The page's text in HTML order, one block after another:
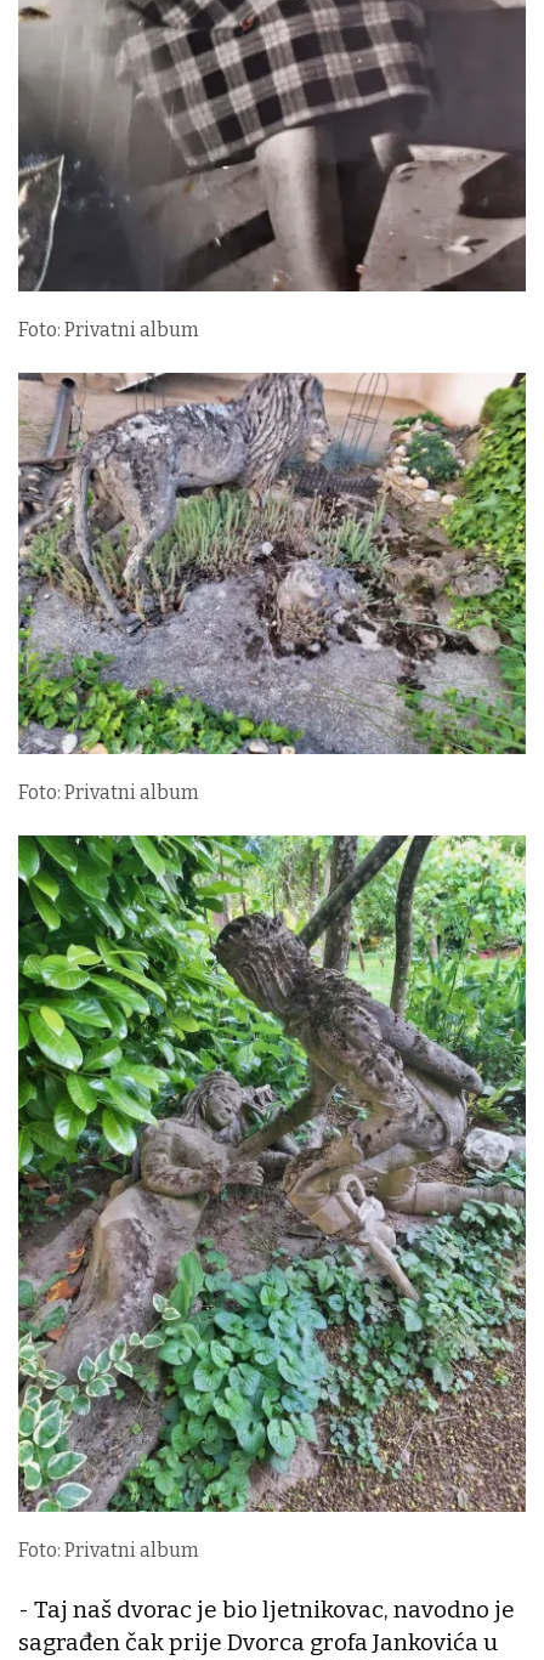
Foto: Privatni album
Foto: Privatni album
Foto: Privatni album
- Taj naš dvorac je bio ljetnikovac, navodno je
sagrađen čak prije Dvorca grofa Jankovića u